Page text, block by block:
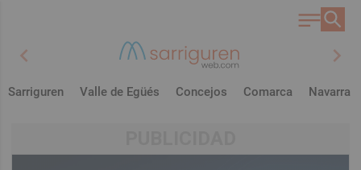
chevron_left chevron_right
Sarriguren Valle de Egüés Concejos Comarca Navarra